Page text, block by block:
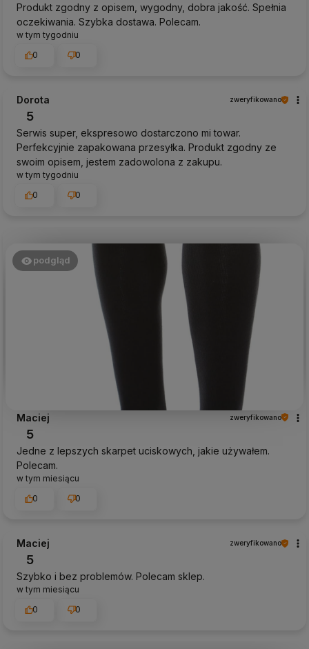
Produkt zgodny z opisem, wygodny, dobra jakość. Spełnia
oczekiwania. Szybka dostawa. Polecam.
w tym tygodniu
0
0
Dorota zweryfikowano
5
Serwis super, ekspresowo dostarczono mi towar.
Perfekcyjnie zapakowana przesyłka. Produkt zgodny ze
swoim opisem, jestem zadowolona z zakupu.
w tym tygodniu
0
0
podgląd
Maciej zweryfikowano
5
Jedne z lepszych skarpet uciskowych, jakie używałem.
Polecam.
w tym miesiącu
0
0
Maciej zweryfikowano
5
Szybko i bez problemów. Polecam sklep.
w tym miesiącu
0
0